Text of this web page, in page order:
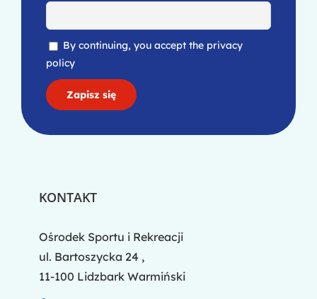
By continuing, you accept the privacy
policy
KONTAKT
Ośrodek Sportu i Rekreacji
ul. Bartoszycka 24 ,
11-100 Lidzbark Warmiński